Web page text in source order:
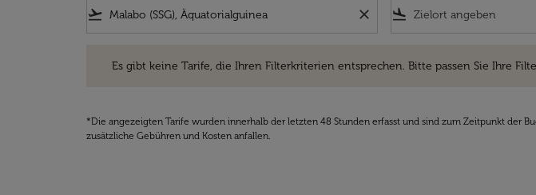
flight_takeoff close flight_land
Es gibt keine Tarife, die Ihren Filterkriterien entsprechen. Bitte passen Sie Ihre
*Die angezeigten Tarife wurden innerhalb der letzten 48 Stunden erfasst und sind zum Zeitpunkt der
zusätzliche Gebühren und Kosten anfallen.